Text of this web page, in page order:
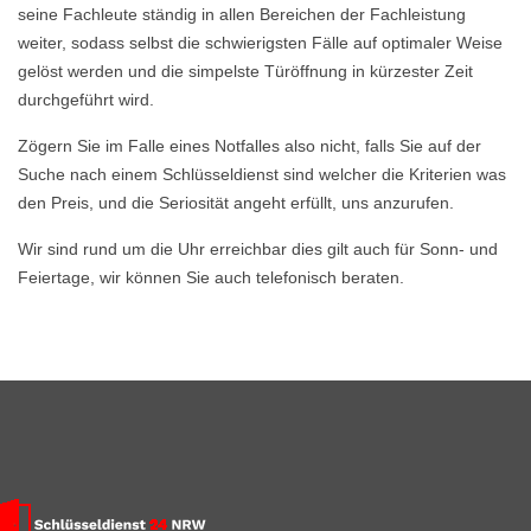
seine Fachleute ständig in allen Bereichen der Fachleistung
weiter, sodass selbst die schwierigsten Fälle auf optimaler Weise
gelöst werden und die simpelste Türöffnung in kürzester Zeit
durchgeführt wird.
Zögern Sie im Falle eines Notfalles also nicht, falls Sie auf der
Suche nach einem Schlüsseldienst sind welcher die Kriterien was
den Preis, und die Seriosität angeht erfüllt, uns anzurufen.
Wir sind rund um die Uhr erreichbar dies gilt auch für Sonn- und
Feiertage, wir können Sie auch telefonisch beraten.